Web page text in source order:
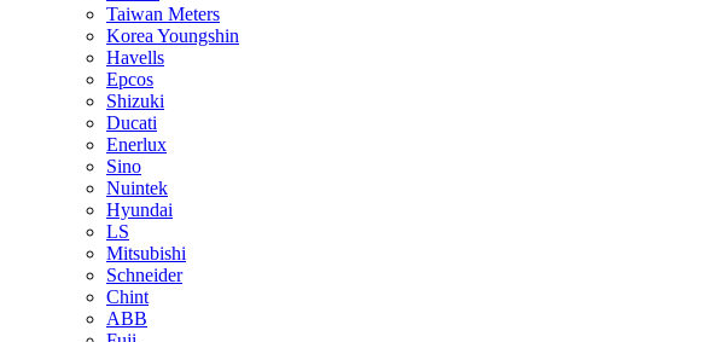
Taiwan Meters
Korea Youngshin
Havells
Epcos
Shizuki
Ducati
Enerlux
Sino
Nuintek
Hyundai
LS
Mitsubishi
Schneider
Chint
ABB